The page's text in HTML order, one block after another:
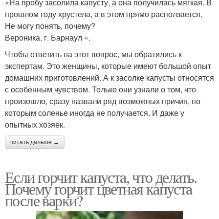
«На пробу засолила капусту, а она получилась мягкая. В
прошлом году хрустела, а в этом прямо расползается.
Не могу понять, почему?
Вероника, г. Барнаул ».
Чтобы ответить на этот вопрос, мы обратились к
экспертам. Это женщины, которые имеют большой опыт
домашних приготовлений. А к засолке капусты относятся
с особенным чувством. Только они узнали о том, что
произошло, сразу назвали ряд возможных причин, по
которым соленье иногда не получается. И даже у
опытных хозяек.
читать дальше →
Если горчит капуста, что делать.
Почему горчит цветная капуста
после варки?